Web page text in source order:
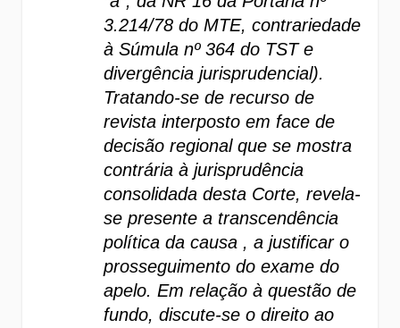
3.214/78 do MTE, contrariedade
à Súmula nº 364 do TST e
divergência jurisprudencial).
Tratando-se de recurso de
revista interposto em face de
decisão regional que se mostra
contrária à jurisprudência
consolidada desta Corte, revela-
se presente a transcendência
política da causa , a justificar o
prosseguimento do exame do
apelo. Em relação à questão de
fundo, discute-se o direito ao